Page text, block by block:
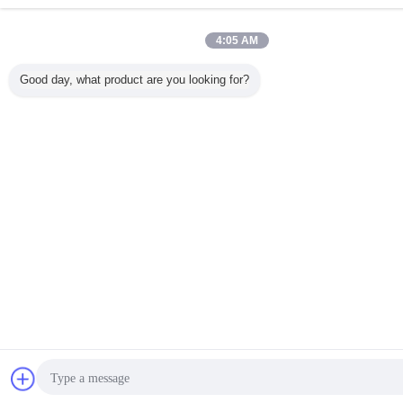
Bate-papo
4:05 AM
Good day, what product are you looking for?